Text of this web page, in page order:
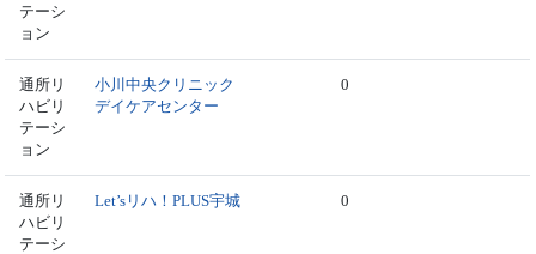
テーシ
ョン
通所リ
ハビリ
テーシ
ョン
小川中央クリニック
デイケアセンター
0
通所リ
ハビリ
テーシ
Let’sリハ！PLUS宇城 0